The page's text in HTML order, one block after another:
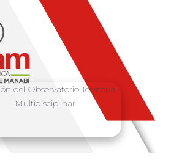
del Observatorio Territorial
Multidisciplinar